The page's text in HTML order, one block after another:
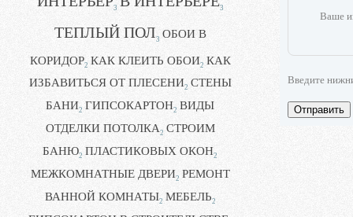
3 3
ТЕПЛЫЙ ПОЛ3 ОБОИ В
КОРИДОР2 КАК КЛЕИТЬ ОБОИ2 КАК
ИЗБАВИТЬСЯ ОТ ПЛЕСЕНИ2 СТЕНЫ
БАНИ2 ГИПСОКАРТОН2 ВИДЫ
ОТДЕЛКИ ПОТОЛКА2 СТРОИМ
БАНЮ2 ПЛАСТИКОВЫХ ОКОН2
МЕЖКОМНАТНЫЕ ДВЕРИ2 РЕМОНТ
ВАННОЙ КОМНАТЫ2 МЕБЕЛЬ2
Ваше
Введите
Отправить